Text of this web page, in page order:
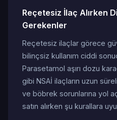
Reçetesiz İlaç Alırken
Gerekenler
Reçetesiz ilaçlar görece
bilinçsiz kullanım ciddi
Parasetamol aşırı dozu
gibi NSAİ ilaçların uzun
ve böbrek sorunlarına yol
satın alırken şu kurallara